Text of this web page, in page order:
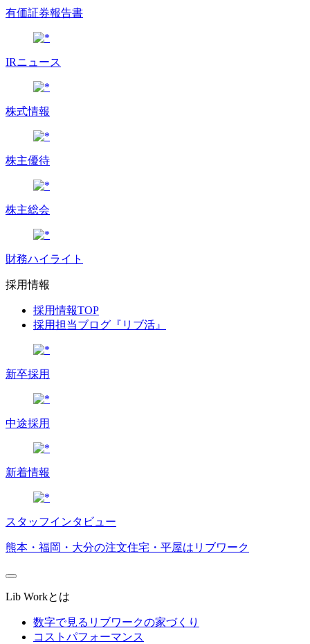
有価証券報告書
IRニュース
株式情報
株主優待
株主総会
財務ハイライト
採用情報
採用情報TOP
採用担当ブログ『リブ活』
新卒採用
中途採用
新着情報
スタッフインタビュー
熊本・福岡・大分の注文住宅・平屋はリブワーク
Lib Workとは
数字で見るリブワークの家づくり
コストパフォーマンス